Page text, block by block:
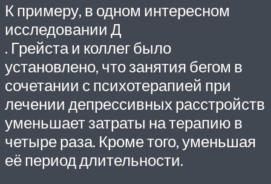
К примеру, в одном интересном
исследовании Д
. Грейста и коллег было
установлено, что занятия бегом в
сочетании с психотерапией при
лечении депрессивных расстройств
уменьшает затраты на терапию в
четыре раза. Кроме того, уменьшая
её период длительности.